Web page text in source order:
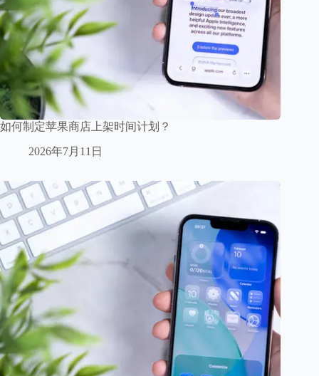
如何制定苹果商店上架时间计划？
2026年7月11日